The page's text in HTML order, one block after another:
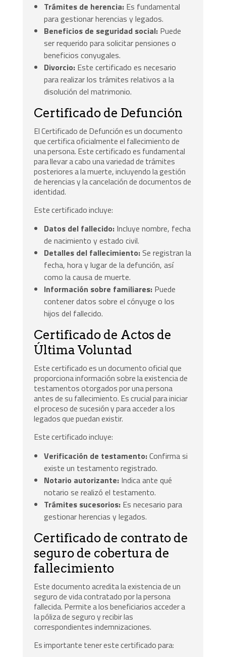
Trámites de herencia: Es fundamental
para gestionar herencias y legados.
Beneficios de seguridad social: Puede
ser requerido para solicitar pensiones o
beneficios conyugales.
Divorcio: Este certificado es necesario
para realizar los trámites relativos a la
disolución del matrimonio.
Certificado de Defunción
El Certificado de Defunción es un documento
que certifica oficialmente el fallecimiento de
una persona. Este certificado es fundamental
para llevar a cabo una variedad de trámites
posteriores a la muerte, incluyendo la gestión
de herencias y la cancelación de documentos de
identidad.
Este certificado incluye:
Datos del fallecido: Incluye nombre, fecha
de nacimiento y estado civil.
Detalles del fallecimiento: Se registran la
fecha, hora y lugar de la defunción, así
como la causa de muerte.
Información sobre familiares: Puede
contener datos sobre el cónyuge o los
hijos del fallecido.
Certificado de Actos de
Última Voluntad
Este certificado es un documento oficial que
proporciona información sobre la existencia de
testamentos otorgados por una persona
antes de su fallecimiento. Es crucial para iniciar
el proceso de sucesión y para acceder a los
legados que puedan existir.
Este certificado incluye:
Verificación de testamento:Confirma si
existe un testamento registrado.
Notario autorizante: Indica ante qué
notario se realizó el testamento.
Trámites sucesorios: Es necesario para
gestionar herencias y legados.
Certificado de contrato de
seguro de cobertura de
fallecimiento
Este documento acredita la existencia de un
seguro de vida contratado por la persona
fallecida. Permite a los beneficiarios acceder a
la póliza de seguro y recibir las
correspondientes indemnizaciones.
Es importante tener este certificado para: